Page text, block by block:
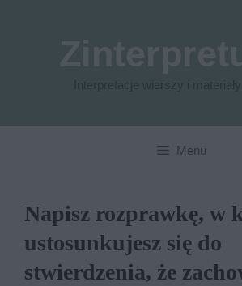
Menu
Napisz rozprawkę, w
ustosunkujesz się do
stwierdzenia, że